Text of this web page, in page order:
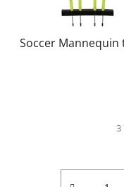
Soccer Mannequin
3